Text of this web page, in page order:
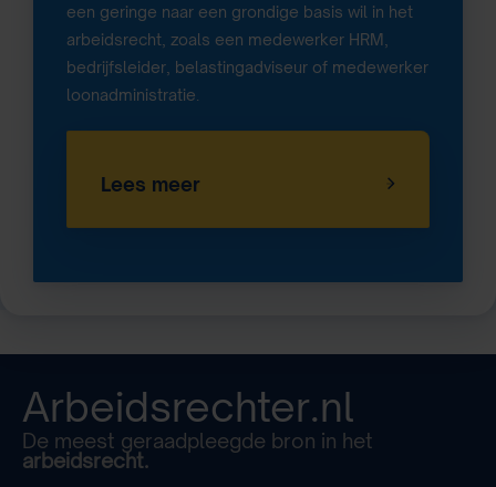
een geringe naar een grondige basis wil in het
arbeidsrecht, zoals een medewerker HRM,
bedrijfsleider, belastingadviseur of medewerker
loonadministratie.
Lees meer
Arbeidsrechter.nl
De meest geraadpleegde bron in het
arbeidsrecht.